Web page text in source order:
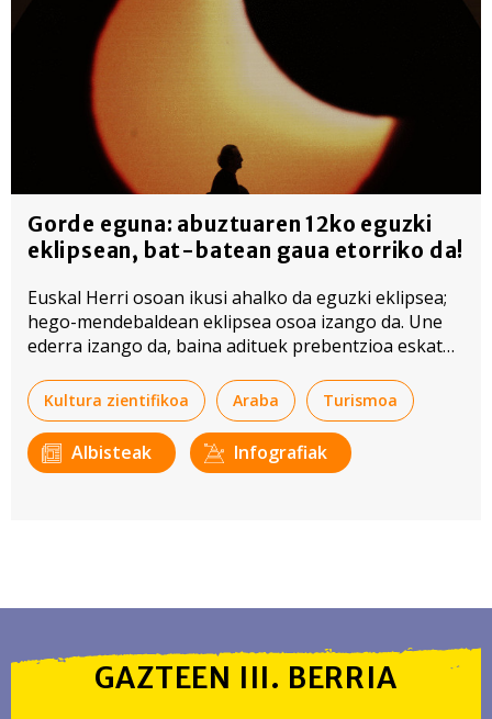
Gorde eguna: abuztuaren 12ko eguzki
eklipsean, bat-batean gaua etorriko da!
Euskal Herri osoan ikusi ahalko da eguzki eklipsea;
hego-mendebaldean eklipsea osoa izango da. Une
ederra izango da, baina adituek prebentzioa eskatu
Kultura zientifikoa Araba Turismoa
Albisteak Infografiak
GAZTEEN III. BERRIA